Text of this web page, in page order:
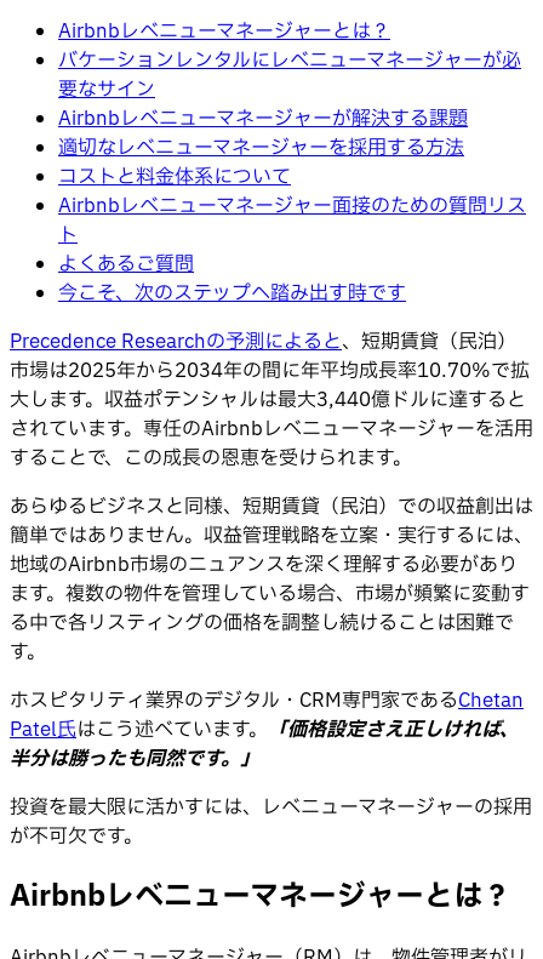
Airbnbレベニューマネージャーとは？
バケーションレンタルにレベニューマネージャーが必
要なサイン
Airbnbレベニューマネージャーが解決する課題
適切なレベニューマネージャーを採用する方法
コストと料金体系について
Airbnbレベニューマネージャー面接のための質問リス
ト
よくあるご質問
今こそ、次のステップへ踏み出す時です
Precedence Researchの予測によると、短期賃貸（民泊）
市場は2025年から2034年の間に年平均成長率10.70%で拡
大します。収益ポテンシャルは最大3,440億ドルに達すると
されています。専任のAirbnbレベニューマネージャーを活用
することで、この成長の恩恵を受けられます。
あらゆるビジネスと同様、短期賃貸（民泊）での収益創出は
簡単ではありません。収益管理戦略を立案・実行するには、
地域のAirbnb市場のニュアンスを深く理解する必要があり
ます。複数の物件を管理している場合、市場が頻繁に変動す
る中で各リスティングの価格を調整し続けることは困難で
す。
ホスピタリティ業界のデジタル・CRM専門家であるChetan
Patel氏はこう述べています。
「価格設定さえ正しければ、
半分は勝ったも同然です。」
投資を最大限に活かすには、レベニューマネージャーの採用
が不可欠です。
Airbnbレベニューマネージャーとは？